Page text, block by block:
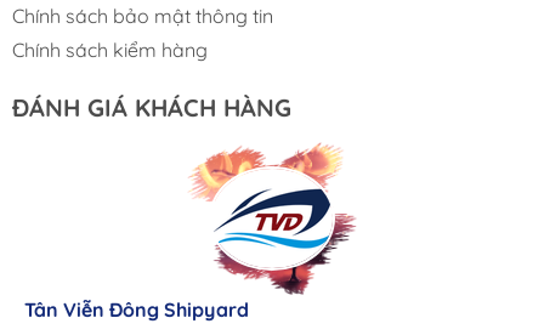
Chính sách bảo mật thông tin
Chính sách kiểm hàng
ĐÁNH GIÁ KHÁCH HÀNG
Tân Viễn Đông Shipyard
Giá cả hợp lý, giao hàng nhanh chóng